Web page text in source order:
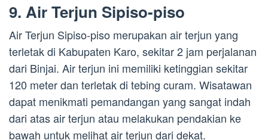
9. Air Terjun Sipiso-piso
Air Terjun Sipiso-piso merupakan air terjun yang
terletak di Kabupaten Karo, sekitar 2 jam perjalanan
dari Binjai. Air terjun ini memiliki ketinggian sekitar
120 meter dan terletak di tebing curam. Wisatawan
dapat menikmati pemandangan yang sangat indah
dari atas air terjun atau melakukan pendakian ke
bawah untuk melihat air terjun dari dekat.